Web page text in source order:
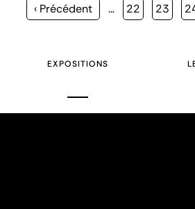
Page
‹ Précédent … Page
22 Page
23
EXPOSITIONS